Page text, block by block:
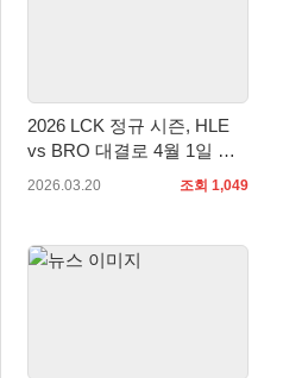
2026 LCK 정규 시즌, HLE
vs BRO 대결로 4월 1일 개
막
2026.03.20 조회 1,049